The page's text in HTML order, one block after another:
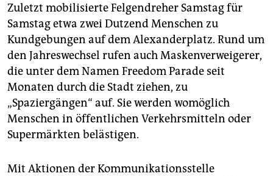
Zuletzt mobilisierte Felgendreher Samstag für
Samstag etwa zwei Dutzend Menschen zu
Kundgebungen auf dem Alexanderplatz. Rund um
den Jahreswechsel rufen auch Maskenverweigerer,
die unter dem Namen Freedom Parade seit
Monaten durch die Stadt ziehen, zu
„Spaziergängen“ auf. Sie werden womöglich
Menschen in öffentlichen Verkehrsmitteln oder
Supermärkten belästigen.
Mit Aktionen der Kommunikationsstelle